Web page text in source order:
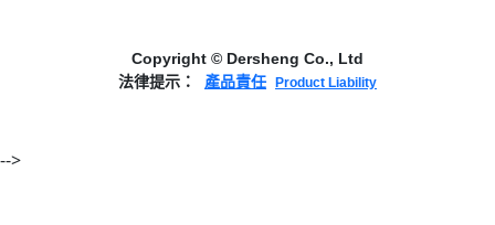
Copyright © Dersheng Co., Ltd
法律提示：
產品責任 Product Liability
-->